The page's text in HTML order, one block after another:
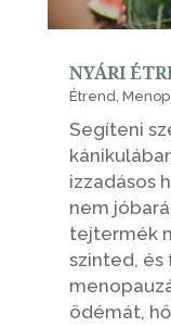
NYÁRI
Étrend
Segíteni
izzadásos
nem
tejtermék
szinted,
ödémát,